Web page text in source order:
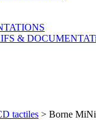
&
tactiles > Borne